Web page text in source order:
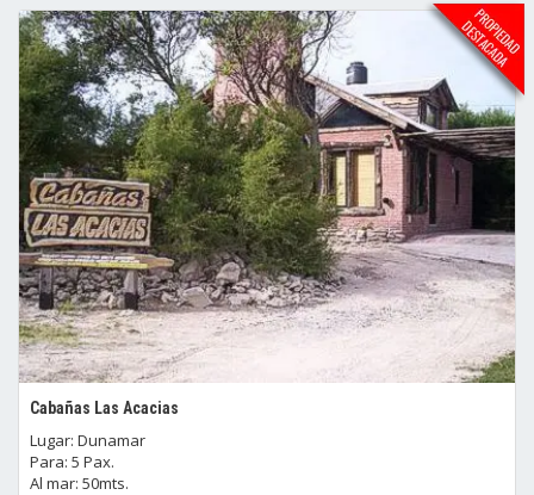
Cabañas Las Acacias
Lugar: Dunamar
Para: 5 Pax.
Al mar: 50mts.